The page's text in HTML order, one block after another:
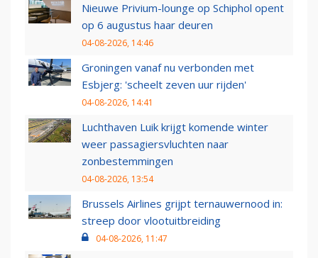
Nieuwe Privium-lounge op Schiphol opent
op 6 augustus haar deuren
04-08-2026, 14:46
Groningen vanaf nu verbonden met
Esbjerg: 'scheelt zeven uur rijden'
04-08-2026, 14:41
Luchthaven Luik krijgt komende winter
weer passagiersvluchten naar
zonbestemmingen
04-08-2026, 13:54
Brussels Airlines grijpt ternauwernood in:
streep door vlootuitbreiding
04-08-2026, 11:47